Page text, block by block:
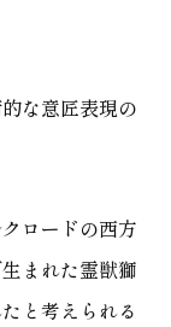
な意匠表現の
ロードの西方
まれた霊獣獅
と考えられる